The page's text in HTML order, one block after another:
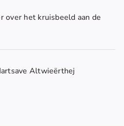
over het kruisbeeld aan de
Altwieërthej